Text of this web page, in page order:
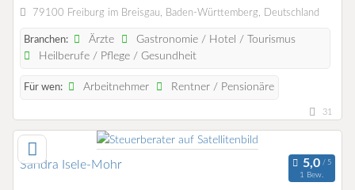
79100 Freiburg im Breisgau, Baden-Württemberg, Deutschland
Branchen: Ärzte
Gastronomie / Hotel / Tourismus
Heilberufe / Pflege / Gesundheit
Für wen: Arbeitnehmer Rentner / Pensionäre
31
Sandra Isele-Mohr
1 Bew.